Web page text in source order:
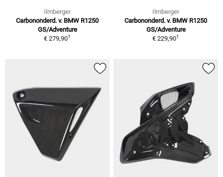
Ilmberger
Carbononderd. v. BMW R1250
GS/Adventure
€ 279,901
Ilmberger
Carbononderd. v. BMW R1250
GS/Adventure
€ 229,901